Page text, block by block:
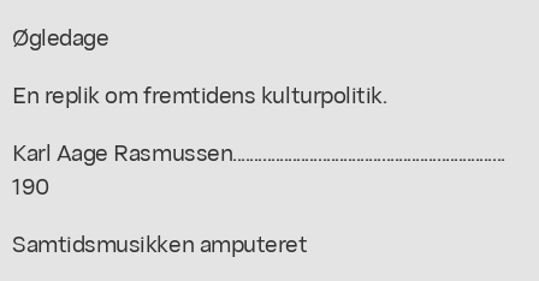
Øgledage
En replik om fremtidens kulturpolitik.
Karl Aage Rasmussen................................................................
190
Samtidsmusikken amputeret